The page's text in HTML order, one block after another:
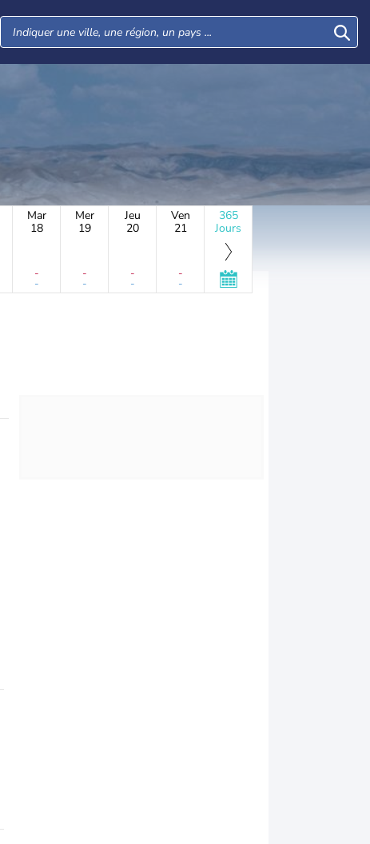
Mar
18
-
-
Mer
19
-
-
Jeu
20
-
-
Ven
21
-
-
365
Jours